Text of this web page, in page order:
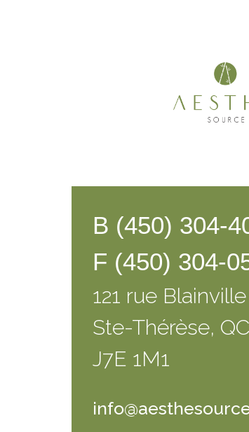
B (450) 304-
F (450) 304-
121 rue
Ste-Thérèse,
J7E 1M1